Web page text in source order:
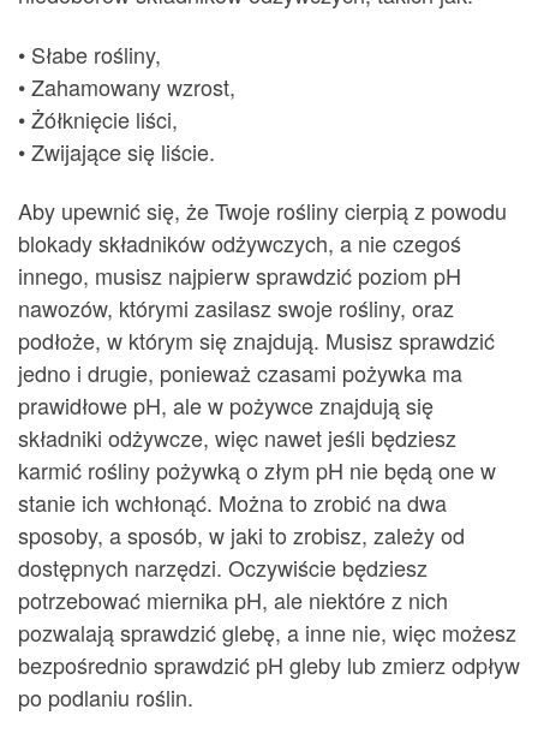
• Słabe rośliny,
• Zahamowany wzrost,
• Żółknięcie liści,
• Zwijające się liście.
Aby upewnić się, że Twoje rośliny cierpią z powodu
blokady składników odżywczych, a nie czegoś
innego, musisz najpierw sprawdzić poziom pH
nawozów, którymi zasilasz swoje rośliny, oraz
podłoże, w którym się znajdują. Musisz sprawdzić
jedno i drugie, ponieważ czasami pożywka ma
prawidłowe pH, ale w pożywce znajdują się
składniki odżywcze, więc nawet jeśli będziesz
karmić rośliny pożywką o złym pH nie będą one w
stanie ich wchłonąć. Można to zrobić na dwa
sposoby, a sposób, w jaki to zrobisz, zależy od
dostępnych narzędzi. Oczywiście będziesz
potrzebować miernika pH, ale niektóre z nich
pozwalają sprawdzić glebę, a inne nie, więc możesz
bezpośrednio sprawdzić pH gleby lub zmierz odpływ
po podlaniu roślin.